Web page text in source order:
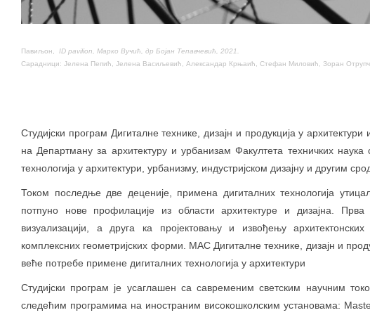
Павиљон, ID pavilion, Марко Вучић, др Бојан Тепавчевић, 2021.
Сарадници: Јелена Пепић, Јелена Васиљевић, Александар Крњаић, Стефан Миловић, Зоран
Студијски програм Дигиталне технике, дизајн и продукција у
на Департману за архитектуру и урбанизам Факултета техничких
технологија у архитектури, урбанизму, индустријском дизајну и другим
Током последње две деценије, примена дигиталних технологија
потпуно нове профилације из области архитектуре и дизајна. Прва
визуализацији, а друга ка пројектовању и извођењу
комплексних геометријских форми. МАС Дигиталне технике, дизајн и
веће потребе примене дигиталних технологија у архитектури
Студијски програм је усаглашен са савременим светским научним
следећим програмима на иностраним високошколским установама: